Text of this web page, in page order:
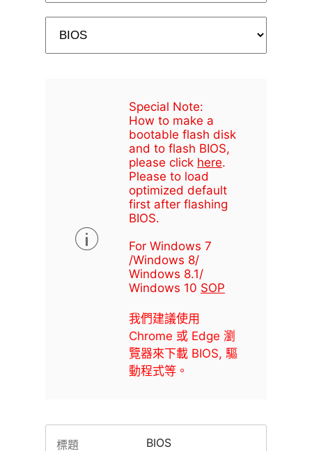
Special Note:
How to make a
bootable flash disk
and to flash BIOS,
please click here.
Please to load
optimized default
first after flashing
BIOS.
For Windows 7
/Windows 8/
Windows 8.1/
Windows 10 SOP
我們建議使用
Chrome 或 Edge 瀏
覽器來下載 BIOS, 驅
動程式等。
標題 BIOS